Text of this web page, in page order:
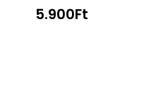
5.900Ft